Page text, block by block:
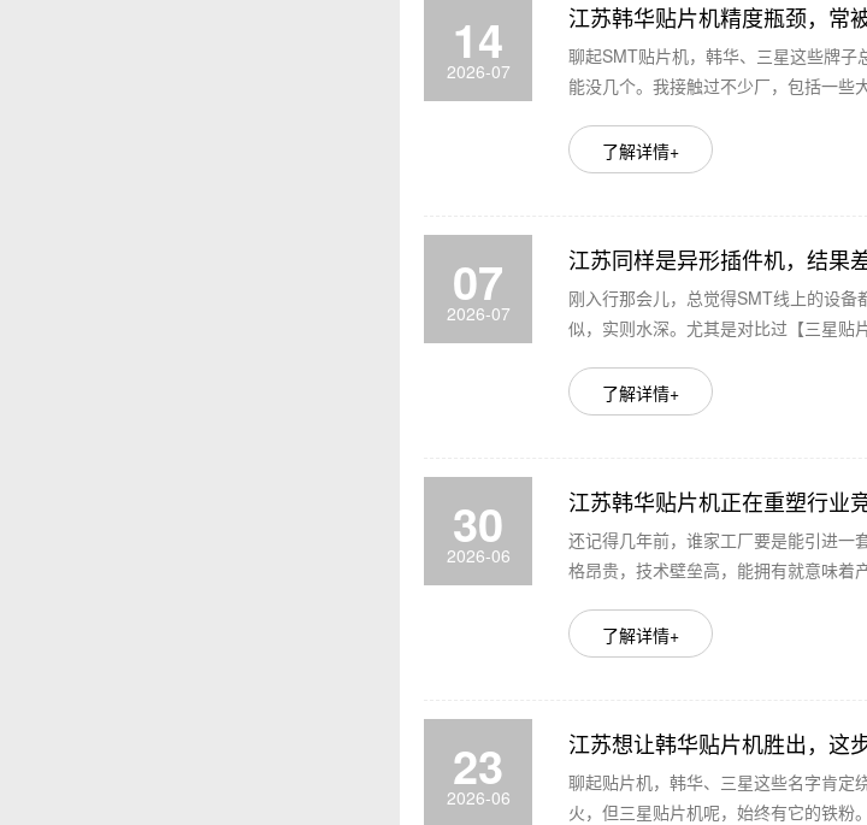
14
2026-07
江苏韩华贴片机精度瓶颈，常
聊起SMT贴片机，韩华、三星这些牌
能没几个。我接触过不少厂，包括一些
了解详情+
07
2026-07
江苏同样是异形插件机，结果
刚入行那会儿，总觉得SMT线上的设
似，实则水深。尤其是对比过【三星贴
了解详情+
30
2026-06
江苏韩华贴片机正在重塑行业
还记得几年前，谁家工厂要是能引进一
格昂贵，技术壁垒高，能拥有就意味着
了解详情+
23
2026-06
江苏想让韩华贴片机胜出，这
聊起贴片机，韩华、三星这些名字肯定
火，但三星贴片机呢，始终有它的铁粉